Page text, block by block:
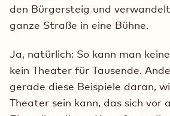
den Bürgersteig und
ganze Straße in eine Bühne.
Ja, natürlich: So kann man
kein Theater für Tausende.
gerade diese Beispiele daran,
Theater sein kann, das sich vor